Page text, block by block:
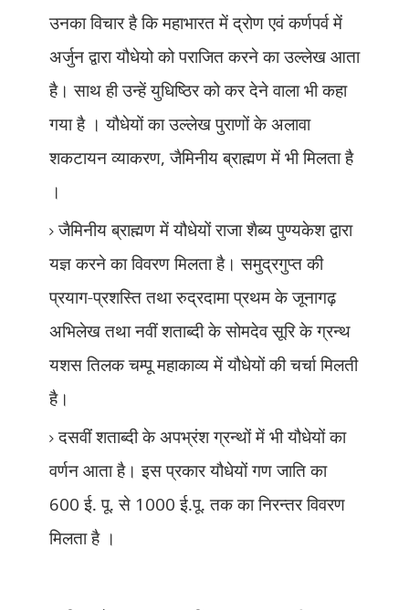
उनका विचार है कि महाभारत में द्रोण एवं कर्णपर्व में
अर्जुन द्वारा यौधेयो को पराजित करने का उल्लेख आता
है। साथ ही उन्हें युधिष्ठिर को कर देने वाला भी कहा
गया है । यौधेयों का उल्लेख पुराणों के अलावा
शकटायन व्याकरण,जैमिनीय ब्राह्मण में भी मिलता है
।
जैमिनीय ब्राह्मण में यौधेयों राजा शैब्य पुण्यकेश द्वारा
यज्ञ करने का विवरण मिलताहै। समुद्रगुप्त की
प्रयाग-प्रशस्ति तथा रुद्रदामा प्रथम के जूनागढ़
अभिलेख तथा नवीं शताब्दी के सोमदेव सूरि के ग्रन्थ
यशस तिलक चम्पू महाकाव्य में यौधेयों की चर्चा मिलती
है।
दसवीं शताब्दी के अपभ्रंश ग्रन्थों में भी यौधेयों का
वर्णन आता है। इस प्रकार यौधेयों गण जाति का
600 ई. पू. से 1000 ई.पू. तक का निरन्तर विवरण
मिलता है ।